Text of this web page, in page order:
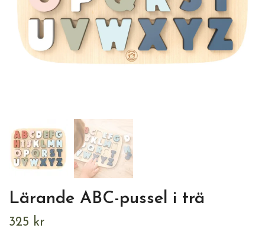
Lärande ABC-pussel i trä
325 kr